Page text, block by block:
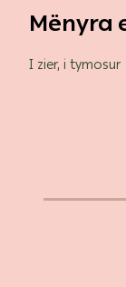
Mënyra
I zier, i tymosur